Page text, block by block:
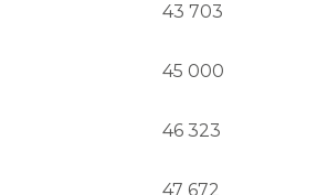
43 703
45 000
46 323
47 672